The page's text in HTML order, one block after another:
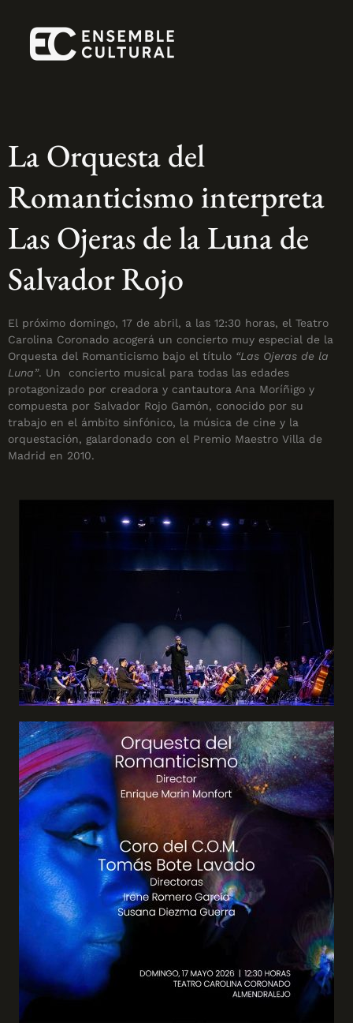
La Orquesta del
Romanticismo interpreta
Las Ojeras de la Luna de
Salvador Rojo
El próximo domingo, 17 de abril, a las 12:30 horas, el Teatro
Carolina Coronado acogerá un concierto muy especial de la
Orquesta del Romanticismo bajo el título “Las Ojeras de la
Luna”. Un concierto musical para todas las edades
protagonizado por creadora y cantautora Ana Moríñigo y
compuesta por Salvador Rojo Gamón, conocido por su
trabajo en el ámbito sinfónico, la música de cine y la
orquestación, galardonado con el Premio Maestro Villa de
Madrid en 2010.